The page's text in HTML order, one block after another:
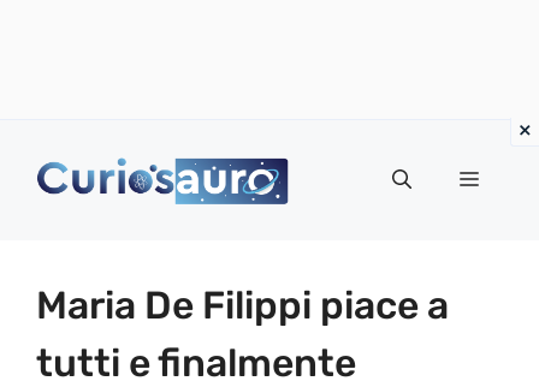
Menu
Maria De Filippi piace a
tutti e finalmente